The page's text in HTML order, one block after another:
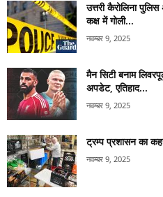
उत्तरी कैरोलिना
कक्ष में गोली...
नवम्बर 9, 2025
मैन सिटी बनाम
अपडेट, एतिहाद...
नवम्बर 9, 2025
ट्रम्प प्रशासन का
नवम्बर 9, 2025